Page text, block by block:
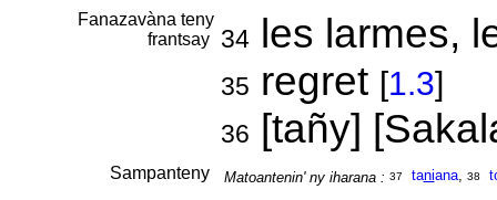
Fanazavàna teny
frantsay
34les larmes,
35 regret [1.3]
36 [tañy]
Sampanteny Matoantenin' ny iharana : 37 taniana, 38